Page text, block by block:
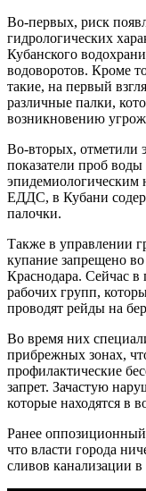
Во-первых, риск
гидрологических
Кубанского
водоворотов. Кроме
такие, на первый
различные палки,
возникновению
Во-вторых, отметили
показатели проб
эпидемиологическим
ЕДДС, в Кубани
палочки.
Также в управлении
купание запрещено
Краснодара. Сейчас в
рабочих групп,
проводят рейды на
Во время них
прибрежных зонах,
профилактические
запрет. Зачастую
которые находятся в
Ранее
что власти города
сливов канализации